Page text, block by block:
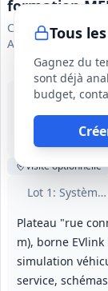
Tous
Gagnez du
sont déjà
budget,
formation
Chambre de
Aquitaine
Lot 1 :
Plateau "rue
m), borne
simulation
service,
16 sept. 2026
5 mois (du 05/
Visiteoptionnelle